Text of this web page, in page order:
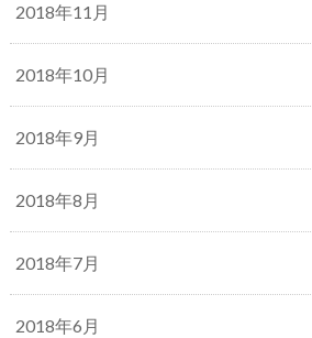
2018年11月
2018年10月
2018年9月
2018年8月
2018年7月
2018年6月